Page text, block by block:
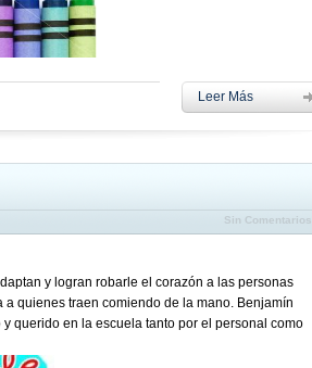
Leer Más
Sin Comentarios
y logran robarle el corazón a las personas
quienes traen comiendo de la mano. Benjamín
querido en la escuela tanto por el personal como